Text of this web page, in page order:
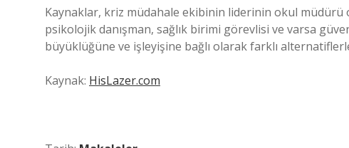
Kaynaklar, kriz müdahale ekibinin liderinin okul müdürü
psikolojik danışman, sağlık birimi görevlisi ve varsa
büyüklüğüne ve işleyişine bağlı olarak farklı
Kaynak: HisLazer.com